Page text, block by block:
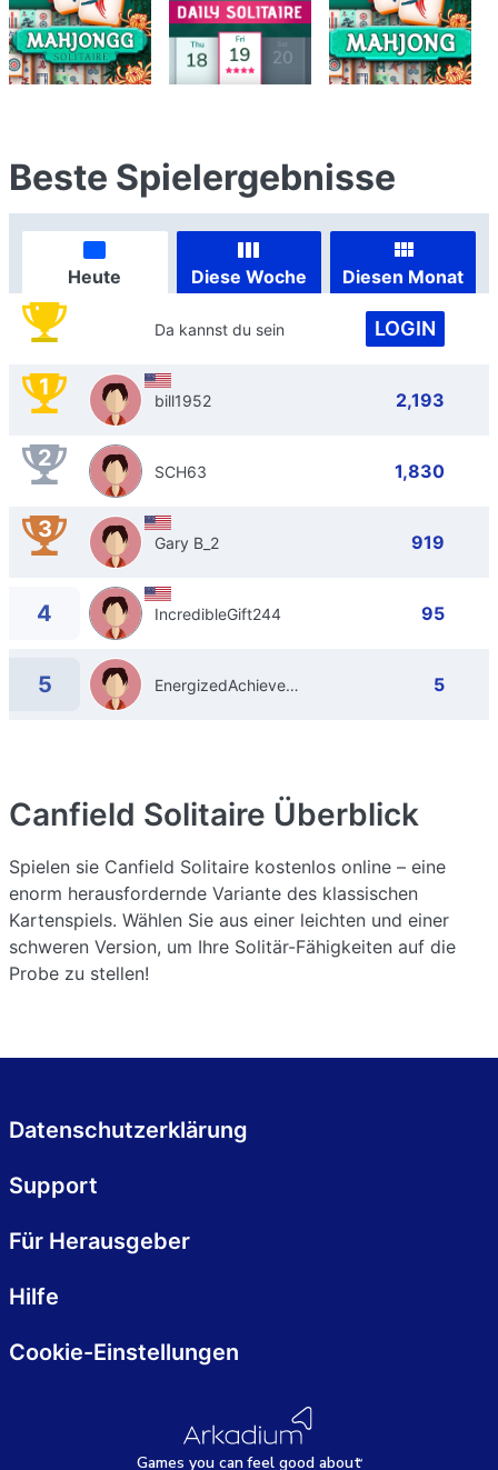
Beste Spielergebnisse
Heute Diese Woche Diesen Monat
Da kannst du sein LOGIN
1 bill1952 2,193
2 SCH63 1,830
3 Gary B_2 919
4 IncredibleGift244 95
5 EnergizedAchiever23 5
Canfield Solitaire Überblick
Spielen sie Canfield Solitaire kostenlos online – eine
enorm herausfordernde Variante des klassischen
Kartenspiels. Wählen Sie aus einer leichten und einer
schweren Version, um Ihre Solitär-Fähigkeiten auf die
Probe zu stellen!
Games you canfeel good about
Datenschutzerklärung
Support
Für Herausgeber
Hilfe
Cookie-Einstellungen